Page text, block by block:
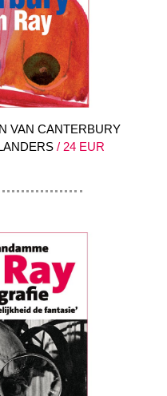
VAN CANTERBURY
/ 24 EUR